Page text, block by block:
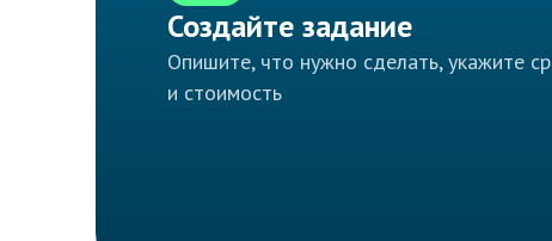
Создайте задание
Опишите, что нужно сделать, укажите
и стоимость